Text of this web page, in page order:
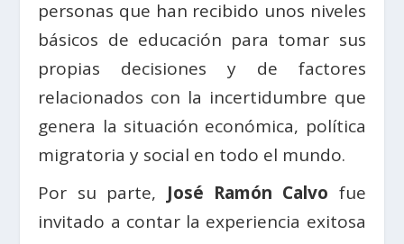
personas que han recibido unos niveles
básicos de educación para tomar sus
propias decisiones y de factores
relacionados con la incertidumbre que
genera la situación económica, política
migratoria y social en todo el mundo.
Por su parte, José Ramón Calvo fue
invitado a contar la experiencia exitosa